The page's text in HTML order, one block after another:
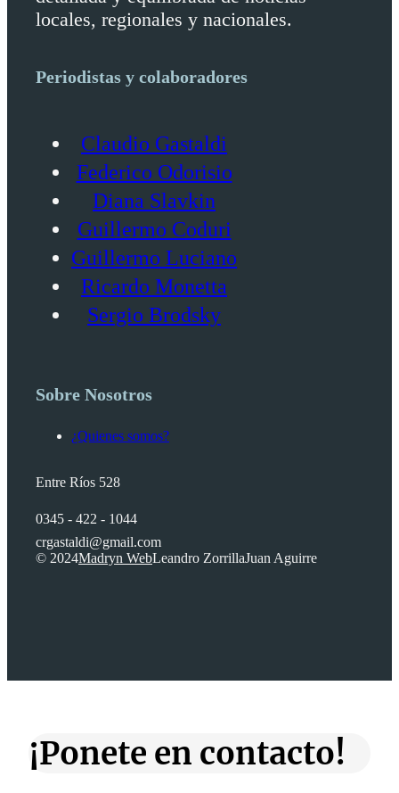
locales, regionales y nacionales.
Periodistas y colaboradores
Claudio Gastaldi
Federico Odorisio
Diana Slavkin
Guillermo Coduri
Guillermo Luciano
Ricardo Monetta
Sergio Brodsky
Sobre Nosotros
¿Quienes somos?
Entre Ríos 528
0345 - 422 - 1044
crgastaldi@gmail.com
© 2024Madryn WebLeandro ZorrillaJuan Aguirre
¡Ponete en contacto!